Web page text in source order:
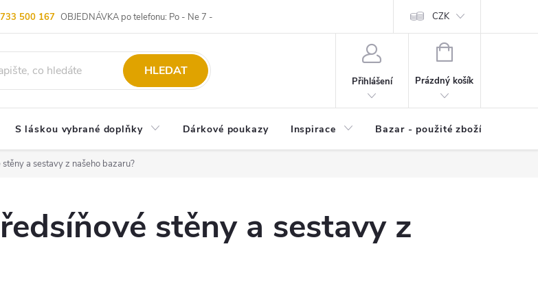
500 167 OBJEDNÁVKA po telefonu: Po - Ne 7 -
Blog 20 let u Starých Komisní prodej | Výkup zboží Kvalita zboží Spolupráce |
CZK
HLEDAT
Přihlášení
NÁKUPNÍ
Prázdný košík
S láskou vybrané doplňky Dárkové poukazy Inspirace Bazar - použité zboží
a sestavy z našeho bazaru?
stěny a sestavy z